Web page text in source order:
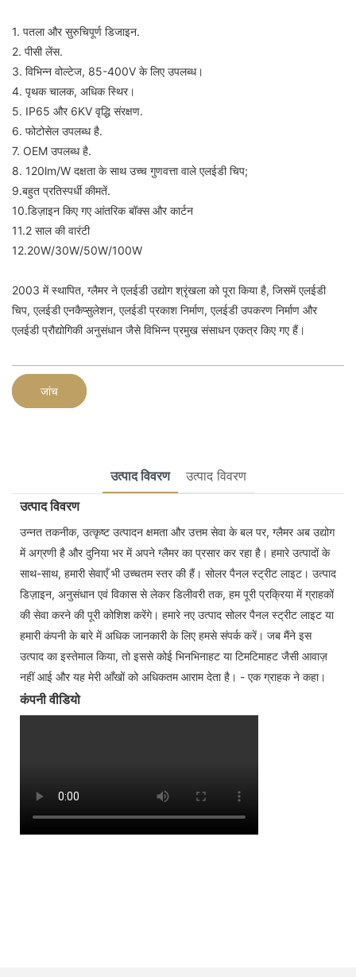
1. पतला और सुरुचिपूर्ण डिजाइन.
2. पीसी लेंस.
3. विभिन्न वोल्टेज, 85-400V के लिए उपलब्ध।
4. पृथक चालक, अधिक स्थिर।
5. IP65 और 6KV वृद्धि संरक्षण.
6. फोटोसेल उपलब्ध है.
7. OEM उपलब्ध है.
8. 120lm/W दक्षता के साथ उच्च गुणवत्ता वाले एलईडी चिप;
9.बहुत प्रतिस्पर्धी कीमतें.
10.डिज़ाइन किए गए आंतरिक बॉक्स और कार्टन
11.2 साल की वारंटी
12.20W/30W/50W/100W
2003 में स्थापित, ग्लैमर ने एलईडी उद्योग श्रृंखला को पूरा किया है, जिसमें एलईडी
चिप, एलईडी एनकैप्सुलेशन, एलईडी प्रकाश निर्माण, एलईडी उपकरण निर्माण और
एलईडी प्रौद्योगिकी अनुसंधान जैसे विभिन्न प्रमुख संसाधन एकत्र किए गए हैं।
जांच
उत्पाद विवरण
उत्पाद विवरण
उत्पाद विवरण
उन्नत तकनीक, उत्कृष्ट उत्पादन क्षमता और उत्तम सेवा के बल पर, ग्लैमर अब उद्योग
में अग्रणी है और दुनिया भर में अपने ग्लैमर का प्रसार कर रहा है। हमारे उत्पादों के
साथ-साथ, हमारी सेवाएँ भी उच्चतम स्तर की हैं। सोलर पैनल स्ट्रीट लाइट। उत्पाद
डिज़ाइन, अनुसंधान एवं विकास से लेकर डिलीवरी तक, हम पूरी प्रक्रिया में ग्राहकों
की सेवा करने की पूरी कोशिश करेंगे। हमारे नए उत्पाद सोलर पैनल स्ट्रीट लाइट या
हमारी कंपनी के बारे में अधिक जानकारी के लिए हमसे संपर्क करें। जब मैंने इस
उत्पाद का इस्तेमाल किया, तो इससे कोई भिनभिनाहट या टिमटिमाहट जैसी आवाज़
नहीं आई और यह मेरी आँखों को अधिकतम आराम देता है। - एक ग्राहक ने कहा।
कंपनी वीडियो